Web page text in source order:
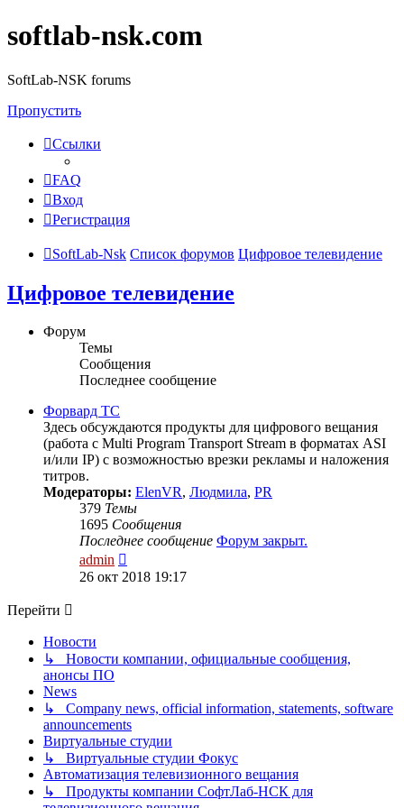
softlab-nsk.com
SoftLab-NSK forums
Пропустить
Ссылки
FAQ
Вход
Регистрация
SoftLab-Nsk Список форумов Цифровое телевидение
Цифровое телевидение
Форум
Темы
Сообщения
Последнее сообщение
Форвард ТС
Здесь обсуждаются продукты для цифрового вещания
(работа с Multi Program Transport Stream в форматах ASI
и/или IP) с возможностью врезки рекламы и наложения
титров.
Модераторы: ElenVR, Людмила, PR
379 Темы
1695 Сообщения
Последнее сообщение Форум закрыт.
admin
к
26 окт 2018 19:17
Перейти
Новости
↳ Новости компании, официальные сообщения,
анонсы ПО
News
↳ Company news, official information, statements, software
announcements
Виртуальные студии
↳ Виртуальные студии Фокус
Автоматизация телевизионного вещания
↳ Продукты компании СофтЛаб-НСК для